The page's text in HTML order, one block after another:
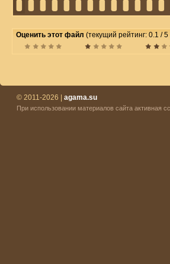
Оценить этот файл (текущий рейтинг: 0.1 /
© 2011-2026 | agama.su
При использовании материалов сайта активная